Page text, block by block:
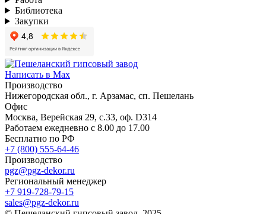
Библиотека
Закупки
Написать в Max
Производство
Нижегородская обл., г. Арзамас, сп. Пешелань
Офис
Москва, Верейская 29, с.33, оф. D314
Работаем ежедневно с 8.00 до 17.00
Бесплатно по РФ
+7 (800) 555-64-46
Производство
pgz@pgz-dekor.ru
Региональный менеджер
+7 919-728-79-15
sales@pgz-dekor.ru